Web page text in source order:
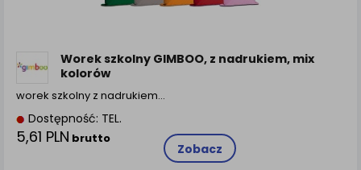
Worek szkolny GIMBOO, z nadrukiem, mix
kolorów
worek szkolny z nadrukiem…
Dostępność: TEL.
5,61 PLN brutto
Zobacz